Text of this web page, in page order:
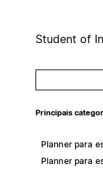
Student of
Principais
Planner para
Planner para